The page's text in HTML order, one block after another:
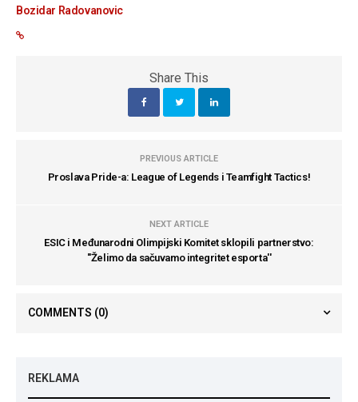
Bozidar Radovanovic
Share This
PREVIOUS ARTICLE
Proslava Pride-a: League of Legends i Teamfight Tactics!
NEXT ARTICLE
ESIC i Međunarodni Olimpijski Komitet sklopili partnerstvo:
''Želimo da sačuvamo integritet esporta''
COMMENTS (0)
REKLAMA